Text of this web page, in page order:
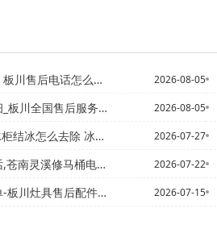
电话怎么联系官方发布 2026-08-05
售后服务电话最新发布 2026-08-05
去除 冰柜结冰去除方法 2026-07-27
智能热水器电话,丽水空气能热水器... 2026-07-22
报价单查询2027年最新收费标准 2026-07-15